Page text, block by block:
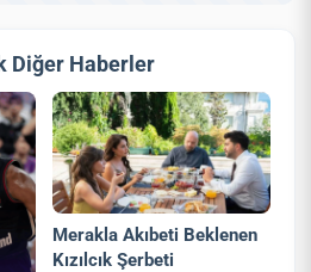
Diğer Haberler
Merakla Akıbeti Beklenen
Kızılcık Şerbeti